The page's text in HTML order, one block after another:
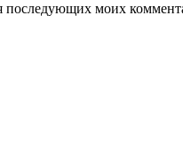
последующих моих